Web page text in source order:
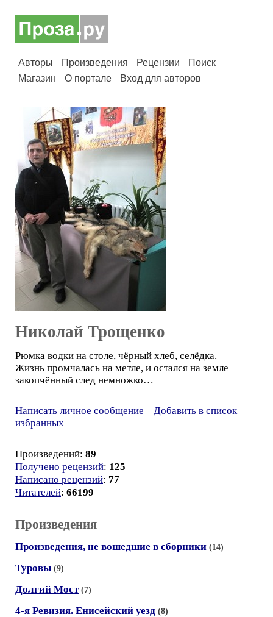
Авторы Произведения Рецензии
Поиск
Магазин
О портале Вход для авторов
Николай Трощенко
Рюмка водки на столе, чёрный хлеб, селёдка.
Жизнь промчалась на метле, и остался на земле
закопчённый след немножко…
Написать личное сообщение
Добавить в список
избранных
Произведений: 89
Получено рецензий: 125
Написано рецензий: 77
Читателей: 66199
Произведения
Произведения, не вошедшие в сборники (14)
Туровы (9)
Долгий Мост (7)
4-я Ревизия. Енисейский уезд (8)